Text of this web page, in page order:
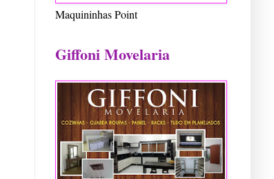
Maquininhas Point
Giffoni Movelaria